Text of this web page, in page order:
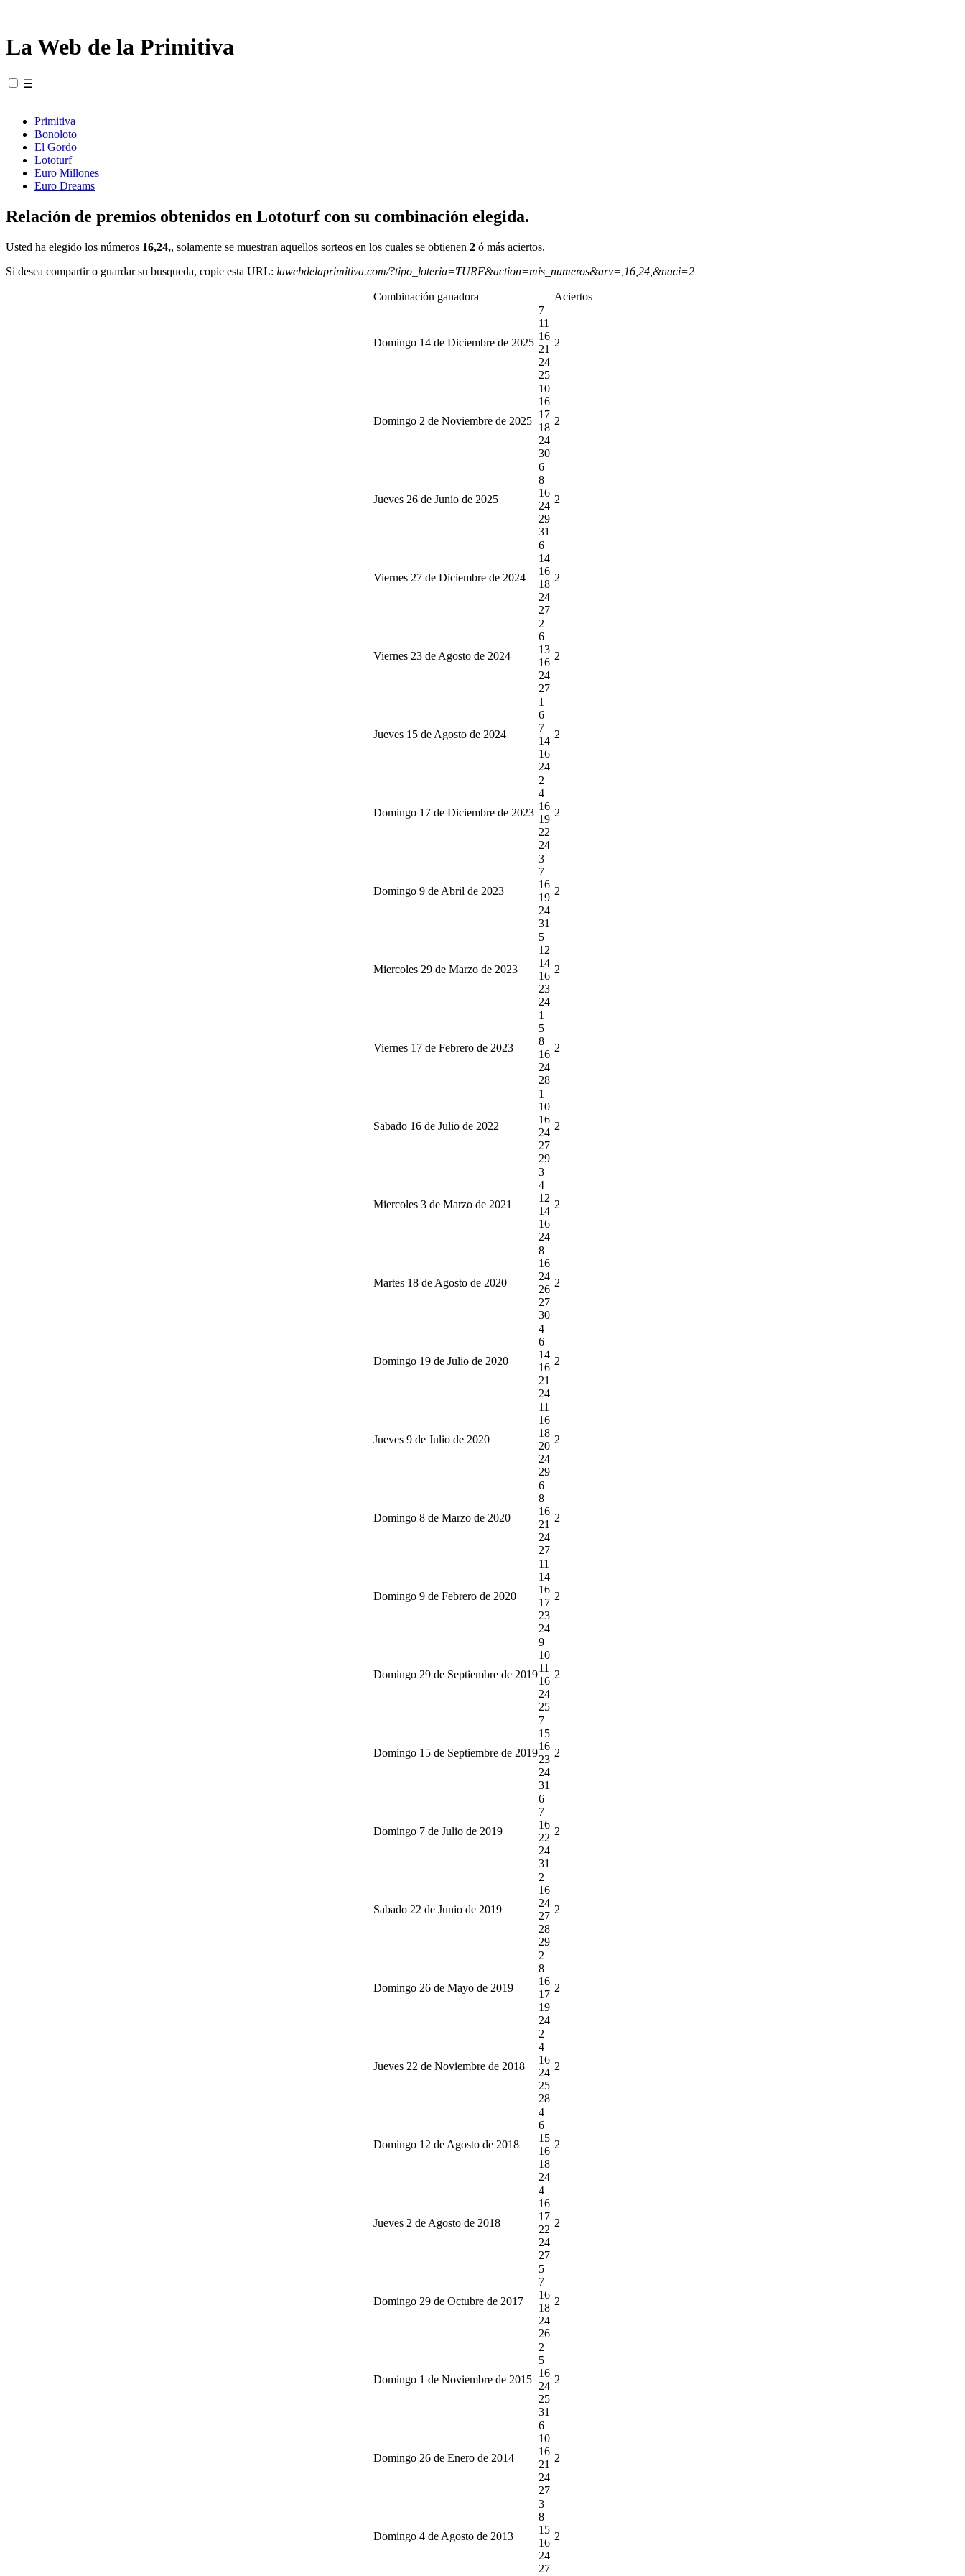
La Web de la Primitiva
☰
Primitiva
Bonoloto
El Gordo
Lototurf
Euro Millones
Euro Dreams
Relación de premios obtenidos en Lototurf con su combinación elegida.
Usted ha elegido los números 16,24,, solamente se muestran aquellos sorteos en los cuales se obtienen 2 ó más aciertos.
Si desea compartir o guardar su busqueda, copie esta URL: lawebdelaprimitiva.com/?tipo_loteria=TURF&action=mis_numeros&arv=,16,24,&naci=2
Combinación ganadora Aciertos
Domingo 14 de Diciembre de 2025
7
11
16
21
24
25
2
Domingo 2 de Noviembre de 2025
10
16
17
18
24
30
2
Jueves 26 de Junio de 2025
6
8
16
24
29
31
2
Viernes 27 de Diciembre de 2024
6
14
16
18
24
27
2
Viernes 23 de Agosto de 2024
2
6
13
16
24
27
2
Jueves 15 de Agosto de 2024
1
6
7
14
16
24
2
Domingo 17 de Diciembre de 2023
2
4
16
19
22
24
2
Domingo 9 de Abril de 2023
3
7
16
19
24
31
2
Miercoles 29 de Marzo de 2023
5
12
14
16
23
24
2
Viernes 17 de Febrero de 2023
1
5
8
16
24
28
2
Sabado 16 de Julio de 2022
1
10
16
24
27
29
2
Miercoles 3 de Marzo de 2021
3
4
12
14
16
24
2
Martes 18 de Agosto de 2020
8
16
24
26
27
30
2
Domingo 19 de Julio de 2020
4
6
14
16
21
24
2
Jueves 9 de Julio de 2020
11
16
18
20
24
29
2
Domingo 8 de Marzo de 2020
6
8
16
21
24
27
2
Domingo 9 de Febrero de 2020
11
14
16
17
23
24
2
Domingo 29 de Septiembre de 2019
9
10
11
16
24
25
2
Domingo 15 de Septiembre de 2019
7
15
16
23
24
31
2
Domingo 7 de Julio de 2019
6
7
16
22
24
31
2
Sabado 22 de Junio de 2019
2
16
24
27
28
29
2
Domingo 26 de Mayo de 2019
2
8
16
17
19
24
2
Jueves 22 de Noviembre de 2018
2
4
16
24
25
28
2
Domingo 12 de Agosto de 2018
4
6
15
16
18
24
2
Jueves 2 de Agosto de 2018
4
16
17
22
24
27
2
Domingo 29 de Octubre de 2017
5
7
16
18
24
26
2
Domingo 1 de Noviembre de 2015
2
5
16
24
25
31
2
Domingo 26 de Enero de 2014
6
10
16
21
24
27
2
Domingo 4 de Agosto de 2013
3
8
15
16
24
27
2